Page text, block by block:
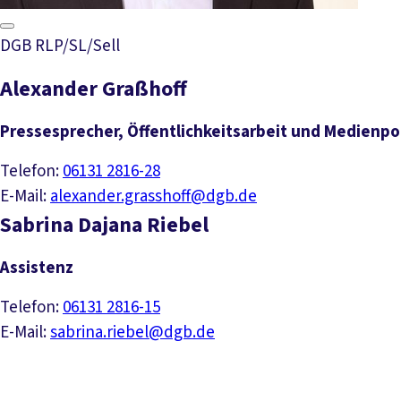
DGB RLP/SL/Sell
Alexander Graßhoff
Pressesprecher, Öffentlichkeitsarbeit und
Telefon:06131 2816-28
E-Mail:alexander.grasshoff@dgb.de
Sabrina Dajana Riebel
Assistenz
Telefon:06131 2816-15
E-Mail:sabrina.riebel@dgb.de